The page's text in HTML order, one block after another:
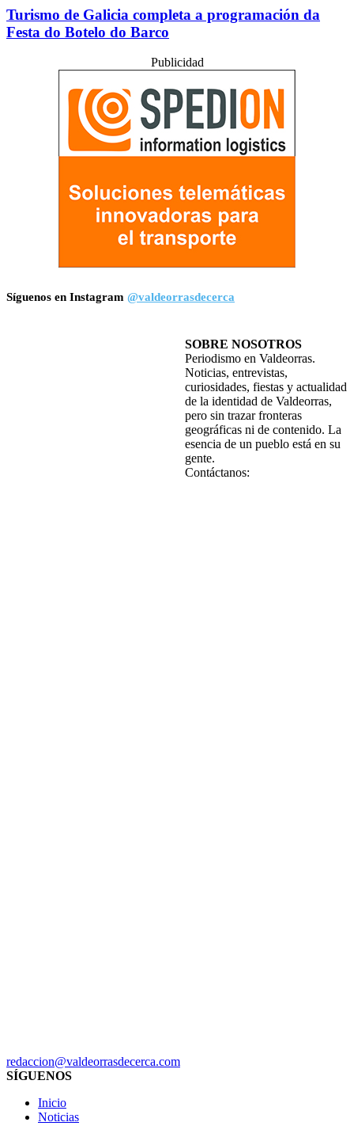
Turismo de Galicia completa a programación da
Festa do Botelo do Barco
Publicidad
Síguenos en Instagram @valdeorrasdecerca
SOBRE NOSOTROS
Periodismo en Valdeorras.
Noticias, entrevistas,
curiosidades, fiestas y actualidad
de la identidad de Valdeorras,
pero sin trazar fronteras
geográficas ni de contenido. La
esencia de un pueblo está en su
gente.
Contáctanos:
redaccion@valdeorrasdecerca.com
SÍGUENOS
Inicio
Noticias